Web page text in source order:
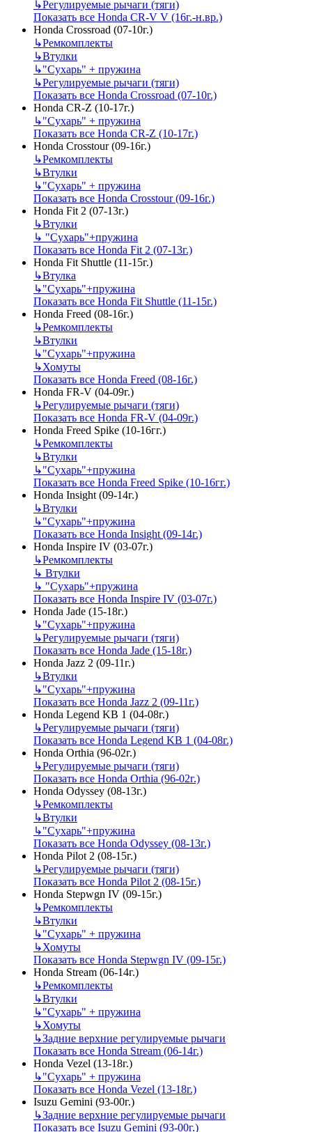
↳Регулируемые рычаги (тяги)
Показать все Honda CR-V V (16г.-н.вр.)
Honda Crossroad (07-10г.)
↳Ремкомплекты
↳Втулки
↳"Сухарь" + пружина
↳Регулируемые рычаги (тяги)
Показать все Honda Crossroad (07-10г.)
Honda CR-Z (10-17г.)
↳"Сухарь" + пружина
Показать все Honda CR-Z (10-17г.)
Honda Crosstour (09-16г.)
↳Ремкомплекты
↳Втулки
↳"Сухарь" + пружина
Показать все Honda Crosstour (09-16г.)
Honda Fit 2 (07-13г.)
↳Втулки
↳ "Сухарь"+пружина
Показать все Honda Fit 2 (07-13г.)
Honda Fit Shuttle (11-15г.)
↳Втулка
↳"Сухарь"+пружина
Показать все Honda Fit Shuttle (11-15г.)
Honda Freed (08-16г.)
↳Ремкомплекты
↳Втулки
↳"Сухарь"+пружина
↳Хомуты
Показать все Honda Freed (08-16г.)
Honda FR-V (04-09г.)
↳Регулируемые рычаги (тяги)
Показать все Honda FR-V (04-09г.)
Honda Freed Spike (10-16гг.)
↳Ремкомплекты
↳Втулки
↳"Сухарь"+пружина
Показать все Honda Freed Spike (10-16гг.)
Honda Insight (09-14г.)
↳Втулки
↳"Сухарь"+пружина
Показать все Honda Insight (09-14г.)
Honda Inspire IV (03-07г.)
↳Ремкомплекты
↳ Втулки
↳ "Сухарь"+пружина
Показать все Honda Inspire IV (03-07г.)
Honda Jade (15-18г.)
↳"Сухарь"+пружина
↳Регулируемые рычаги (тяги)
Показать все Honda Jade (15-18г.)
Honda Jazz 2 (09-11г.)
↳Втулки
↳"Сухарь"+пружина
Показать все Honda Jazz 2 (09-11г.)
Honda Legend KB 1 (04-08г.)
↳Регулируемые рычаги (тяги)
Показать все Honda Legend KB 1 (04-08г.)
Honda Orthia (96-02г.)
↳Регулируемые рычаги (тяги)
Показать все Honda Orthia (96-02г.)
Honda Odyssey (08-13г.)
↳Ремкомплекты
↳Втулки
↳"Сухарь"+пружина
Показать все Honda Odyssey (08-13г.)
Honda Pilot 2 (08-15г.)
↳Регулируемые рычаги (тяги)
Показать все Honda Pilot 2 (08-15г.)
Honda Stepwgn IV (09-15г.)
↳Ремкомплекты
↳Втулки
↳"Сухарь" + пружина
↳Хомуты
Показать все Honda Stepwgn IV (09-15г.)
Honda Stream (06-14г.)
↳Ремкомплекты
↳Втулки
↳"Сухарь" + пружина
↳Хомуты
↳Задние верхние регулируемые рычаги
Показать все Honda Stream (06-14г.)
Honda Vezel (13-18г.)
↳"Сухарь" + пружина
Показать все Honda Vezel (13-18г.)
Isuzu Gemini (93-00г.)
↳Задние верхние регулируемые рычаги
Показать все Isuzu Gemini (93-00г.)